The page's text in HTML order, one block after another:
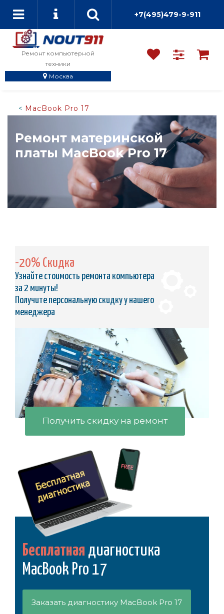
+7(495)479-9-911
Ремонт компьютерной
техники
Москва
MacBook Pro 17
Ремонт материнской
платы MacBook Pro 17
-20% Скидка
Узнайте стоимость ремонта компьютера
за 2 минуты!
Получите персональную скидку у нашего
менеджера
Получить скидку на ремонт
Бесплатная диагностика
MacBook Pro 17
Заказать диагностику MacBook Pro 17